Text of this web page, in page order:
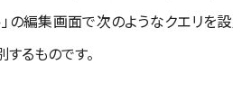
の編集画面で次のようなクエリを
るものです。